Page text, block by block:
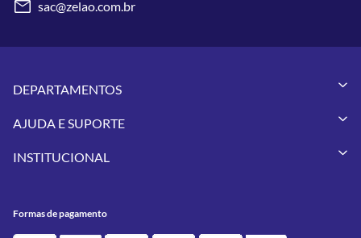
sac@zelao.com.br
DEPARTAMENTOS
Vestuários
Pneus
Utilidades
AJUDA E SUPORTE
Meus Pedidos
INSTITUCIONAL
Contato
Formas de pagamento